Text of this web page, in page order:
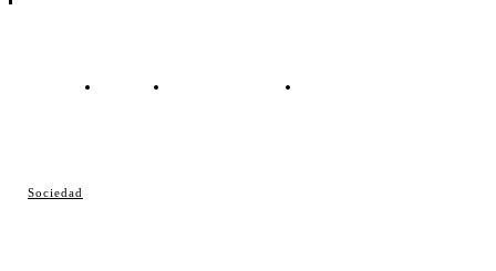
Sociedad
Contacto Política de cookies